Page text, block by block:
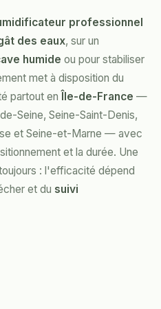
professionnel
des eaux, sur un
humide ou pour stabiliser
met à disposition du
partout en Île-de-France —
Seine, Seine-Saint-Denis,
et Seine-et-Marne — avec
et la durée. Une
: l'efficacité dépend
et du suivi